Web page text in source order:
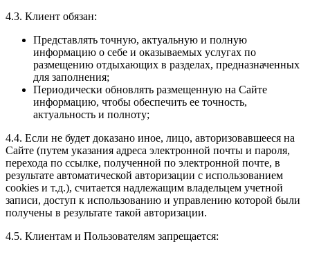
4.3. Клиент обязан:
Представлять точную, актуальную и полную
информацию о себе и оказываемых услугах по
размещению отдыхающих в разделах, предназначенных
для заполнения;
Периодически обновлять размещенную на Сайте
информацию, чтобы обеспечить ее точность,
актуальность и полноту;
4.4. Если не будет доказано иное, лицо, авторизовавшееся на
Сайте (путем указания адреса электронной почты и пароля,
перехода по ссылке, полученной по электронной почте, в
результате автоматической авторизации с использованием
cookies и т.д.), считается надлежащим владельцем учетной
записи, доступ к использованию и управлению которой были
получены в результате такой авторизации.
4.5. Клиентам и Пользователям запрещается: